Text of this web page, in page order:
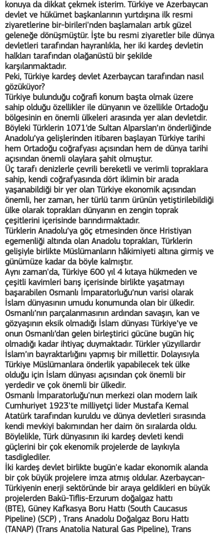
konuya da dikkat çekmek isterim. Türkiye ve Azerbaycan
devlet ve hükümet başkanlarının yurtdışına ilk resmi
ziyaretlerine bir-birileri'nden başlamaları artık güzel
geleneğe dönüşmüştür. İşte bu resmi ziyaretler bile dünya
devletleri tarafından hayranlıkla, her iki kardeş devletin
halkları tarafından olağanüstü bir şekilde
karşılanmaktadır.
Peki, Türkiye kardeş devlet Azerbaycan tarafından nasıl
gözüküyor?
Türkiye bulunduğu coğrafi konum başta olmak üzere
sahip olduğu özellikler ile dünyanın ve özellikle Ortadoğu
bölgesinin en önemli ülkeleri arasında yer alan devletdir.
Böyleki Türklerin 1071’de Sultan Alparslan’ın önderliğinde
Anadolu’ya gelişlerinden itibaren başlayan Türkiye tarihi
hem Ortadoğu coğrafyası açısından hem de dünya tarihi
açısından önemli olaylara şahit olmuştur.
Üç tarafı denizlerle çevrili bereketli ve verimli topraklara
sahip, kendi coğrafyasında dört iklimin bir arada
yaşanabildiği bir yer olan Türkiye ekonomik açısından
önemli, her zaman, her türlü tarım ürünün yetiştirilebildiği
ülke olarak toprakları dünyanın en zengin toprak
çeşitlerini içerisinde barındırmaktadır.
Türklerin Anadolu’ya göç etmesinden önce Hristiyan
egemenliği altında olan Anadolu toprakları, Türklerin
gelişiyle birlikte Müslümanların hâkimiyeti altına girmiş ve
günümüze kadar da böyle kalmıştır.
Aynı zaman'da, Türkiye 600 yıl 4 kıtaya hükmeden ve
çeşitli kavimleri barış içerisinde birlikte yaşatmayı
başarabilen Osmanlı İmparatorluğu’nun varisi olarak
İslam dünyasının umudu konumunda olan bir ülkedir.
Osmanlı’nın parçalanmasının ardından savaşın, kan ve
gözyaşının eksik olmadığı İslam dünyası Türkiye’ye ve
onun Osmanlı’dan gelen birleştirici gücüne bugün hiç
olmadığı kadar ihtiyaç duymaktadır. Türkler yüzyıllardır
İslam’ın bayraktarlığını yapmış bir millettir. Dolayısıyla
Türkiye Müslümanlara önderlik yapabilecek tek ülke
olduğu için İslam dünyası açısından çok önemli bir
yerdedir ve çok önemli bir ülkedir.
Osmanlı İmparatorluğu'nun merkezi olan modern laik
Cumhuriyet 1923'te milliyetçi lider Mustafa Kemal
Atatürk tarafından kuruldu ve dünya devletleri sırasında
kendi mevkiyi bakımından her daim ön sıralarda oldu.
Böylelikle, Türk dünyasının iki kardeş devleti kendi
güçlerini bir çok ekenomik projelerde de layıkıyla
tasdiglediler.
İki kardeş devlet birlikte bugün'e kadar ekonomik alanda
bir çok büyük projelere imza atmış oldular. Azerbaycan-
Türkiyenin enerji sektöründe bir araya geldikleri en büyük
projelerden Bakü-Tiflis-Erzurum doğalgaz hattı
(BTE), Güney Kafkasya Boru Hattı (South Caucasus
Pipeline) (SCP) , Trans Anadolu Doğalgaz Boru Hattı
(TANAP) (Trans Anatolia Natural Gas Pipeline), Trans